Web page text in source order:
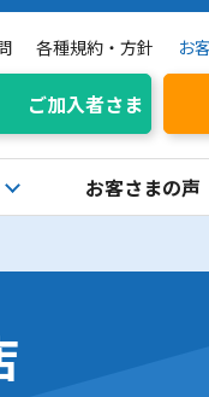
各種規約・方針 お
ご加入者さま
お客さまの声